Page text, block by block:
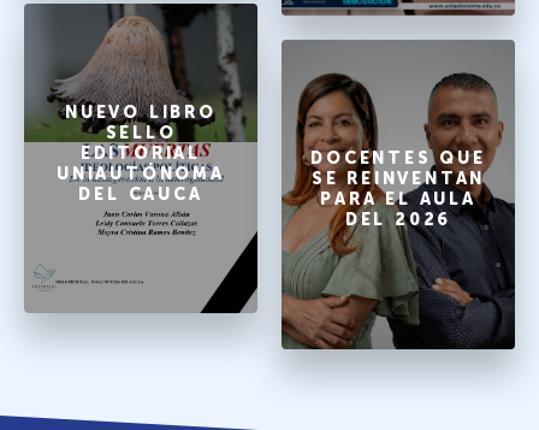
NUEVO LIBRO
SELLO
EDITORIAL
UNIAUTÓNOMA
DEL CAUCA
DOCENTES QUE
SE REINVENTAN
PARA EL AULA
DEL 2026